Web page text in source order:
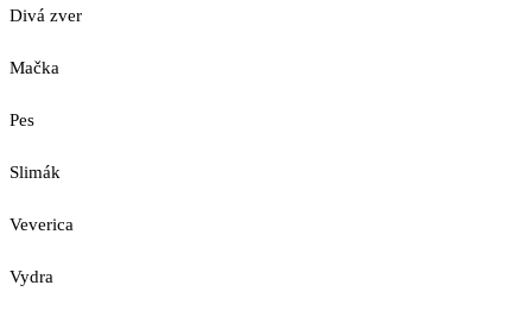
Divá zver
Mačka
Pes
Slimák
Veverica
Vydra